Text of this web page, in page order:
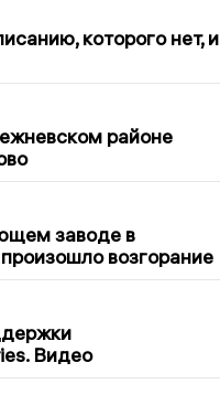
которого нет, и
районе
заводе в
возгорание
Видео